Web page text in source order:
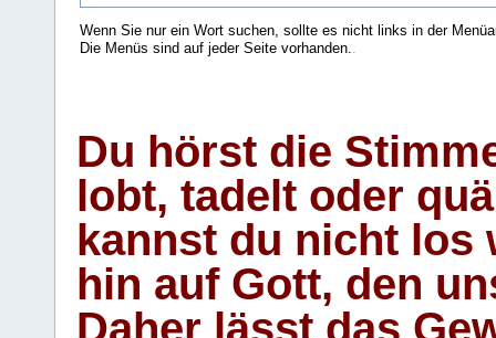
Wenn Sie nur ein Wort suchen, sollte es nicht links in der
Die Menüs sind auf jeder Seite vorhanden.
Du hörst die
lobt, tadelt oder
kannst du nicht los
hin auf Gott, den
Daher lässt das